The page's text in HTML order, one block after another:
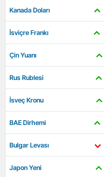
Kanada Doları
İsviçre Frankı
Çin Yuanı
Rus Rublesi
İsveç Kronu
BAE Dirhemi
Bulgar Levası
Japon Yeni